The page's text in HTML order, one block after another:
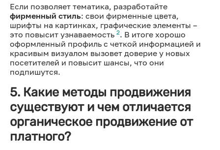
Если позволяет тематика, разработайте
фирменный стиль: свои фирменные цвета,
шрифты на картинках, графические элементы –
это повысит узнаваемость 2. В итоге хорошо
оформленный профиль с четкой информацией и
красивым визуалом вызовет доверие у новых
посетителей и повысит шансы, что они
подпишутся.
5. Какие методы продвижения
существуют и чем отличается
органическое продвижение от
платного?